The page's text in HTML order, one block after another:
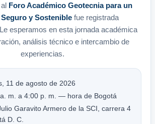
Foro Académico Geotecnia para un
y Sosteniblefue registrada
esperamos en esta jornada académica
análisis técnico e intercambio de
experiencias.
11 de agosto de 2026
m. a 4:00 p. m. — hora de Bogotá
Garavito Armero de la SCI, carrera 4
D. C.